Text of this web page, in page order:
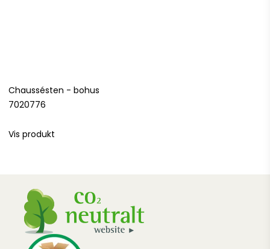
Chaussésten - bohus
7020776
Vis produkt